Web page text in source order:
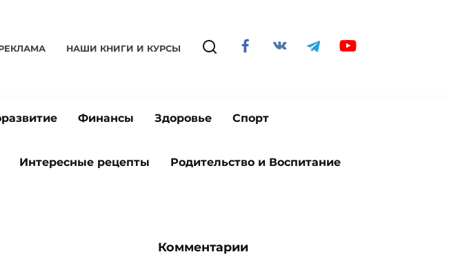
НАШИ КНИГИ И КУРСЫ
Финансы Здоровье Спорт
Интересные рецепты Родительство и Воспитание
Комментарии